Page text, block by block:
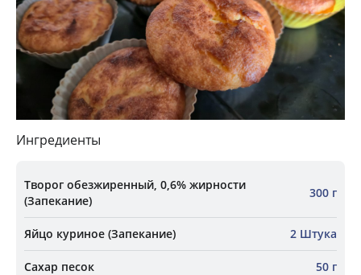
Ингредиенты
Творог обезжиренный, 0,6% жирности
(Запекание)
300 г
Яйцо куриное (Запекание) 2 Штука
Сахар песок 50 г